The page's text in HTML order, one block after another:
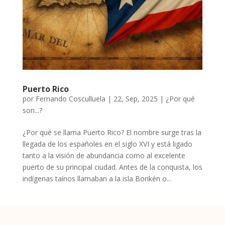
Puerto Rico
por Fernando Cosculluela | 22, Sep, 2025 | ¿Por qué
son...?
¿Por qué se llama Puerto Rico? El nombre surge tras la
llegada de los españoles en el siglo XVI y está ligado
tanto a la visión de abundancia como al excelente
puerto de su principal ciudad. Antes de la conquista, los
indígenas taínos llamaban a la isla Borikén o...